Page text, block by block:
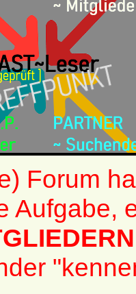
Forum
Aufgabe,